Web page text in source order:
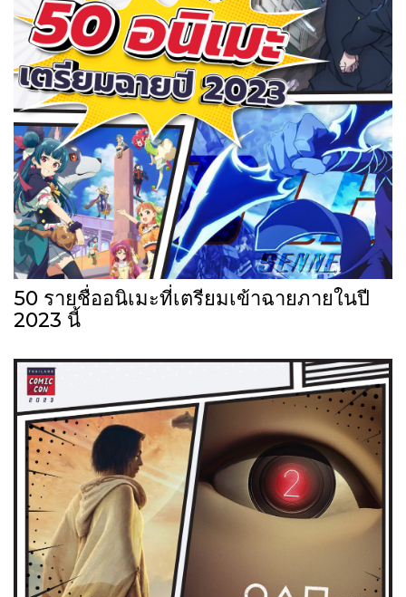
50 รายชื่ออนิเมะที่เตรียมเข้าฉายภายในปี
2023 นี้